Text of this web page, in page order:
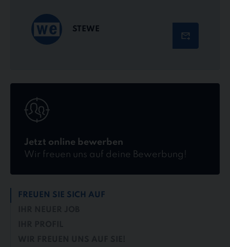
STEWE
Jetzt online bewerben
Wir freuen uns auf deine Bewerbung!
online
bewerben
FREUEN SIE SICH AUF